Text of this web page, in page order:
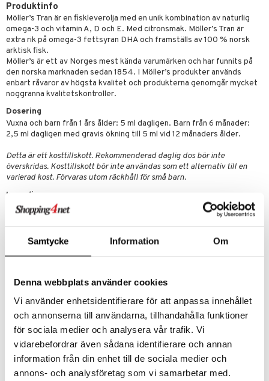
Samtycke Information Om
Denna webbplats använder cookies
Vi använder enhetsidentifierare för att anpassa innehållet
och annonserna till användarna, tillhandahålla funktioner
för sociala medier och analysera vår trafik. Vi
vidarebefordrar även sådana identifierare och annan
information från din enhet till de sociala medier och
annons- och analysföretag som vi samarbetar med.
Produktinfo
Möller’s Tran är en fiskleverolja med en unik kombination av naturlig
omega-3 och vitamin A, D och E. Med citronsmak. Möller’s Tran är
extra rik på omega-3 fettsyran DHA och framställs av 100 % norsk
arktisk fisk.
Möller’s är ett av Norges mest kända varumärken och har funnits på
den norska marknaden sedan 1854. I Möller’s produkter används
enbart råvaror av högsta kvalitet och produkterna genomgår mycket
noggranna kvalitetskontroller.
Dosering
Vuxna och barn från 1 års ålder: 5 ml dagligen. Barn från 6 månader:
2,5 ml dagligen med gravis ökning till 5 ml vid 12 månaders ålder.
Detta är ett kosttillskott. Rekommenderad daglig dos bör inte
överskridas. Kosttillskott bör inte användas som ett alternativ till en
varierad kost. Förvaras utom räckhåll för små barn.
Ingredienser
Fiskleverolja (tran), citronolja, Vitamin E (dl-alfa-tokoferylacetat),
Innehåll per dagsdos om 5 ml (*DRI%)
Vitamin A
Vitamin E
10 µg (83%)
*DRI = % av dagligt referensintag
Artikelnr
HMTT0-A2-250
Lägsta pris senaste 30 dagarna: 135 kr
fot
dusch & tvål
oljor
K
svar